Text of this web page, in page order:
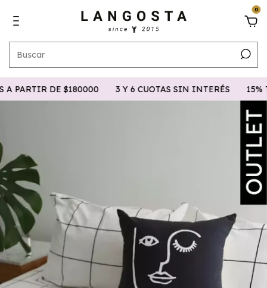
0
DE $180000 3 Y 6 CUOTAS SIN INTERÉS 15%